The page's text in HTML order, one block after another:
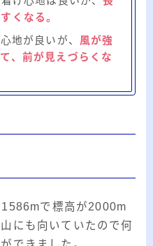
くなる。
地が良いが、 風が強
、前が見えづらくな
で標高が2000m
にも向いていたので何